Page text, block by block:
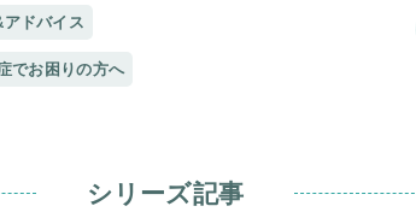
ドバイス
でお困りの方へ
シリーズ記事